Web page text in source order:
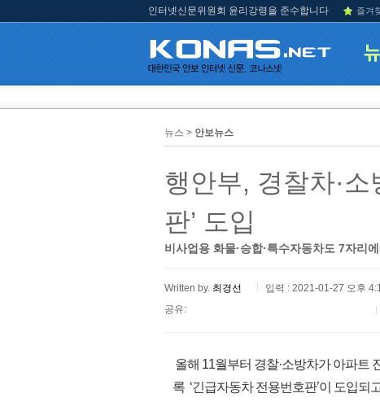
인터넷신문위원회 윤리강령을 준수합니다 즐겨
뉴스 > 안보뉴스
행안부, 경찰차·
판’ 도입
비사업용 화물·승합·특수자동차도 7자리
Written by. 최경선
입력 : 2021-01-27 오후
공유:
올해 11월부터 경찰·소방차가 아파트
록 ‘긴급자동차 전용번호판’이 도입되